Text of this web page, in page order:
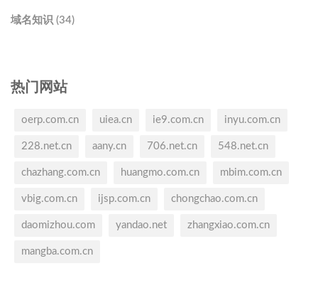
域名知识 (34)
热门网站
oerp.com.cn uiea.cn ie9.com.cn inyu.com.cn
228.net.cn aany.cn 706.net.cn 548.net.cn
chazhang.com.cn huangmo.com.cn mbim.com.cn
vbig.com.cn ijsp.com.cn chongchao.com.cn
daomizhou.com yandao.net zhangxiao.com.cn
mangba.com.cn